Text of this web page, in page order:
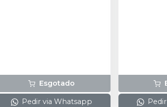
Esgotado
Pedir via Whatsapp